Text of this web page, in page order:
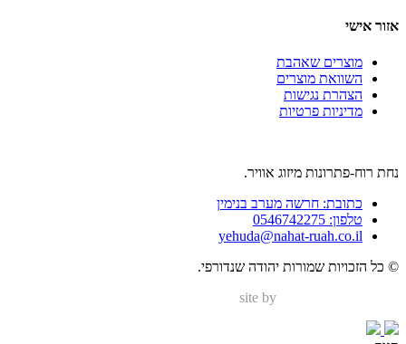
אזור אישי
מוצרים שאהבת
השוואת מוצרים
הצהרת נגישות
מדיניות פרטיות
נחת רוח-פתרונות מיזוג אוויר.
כתובת: חרשה מערב בנימין
טלפון: 0546742275
yehuda@nahat-ruah.co.il
© כל הזכויות שמורות יהודה שנדורפי.
site by